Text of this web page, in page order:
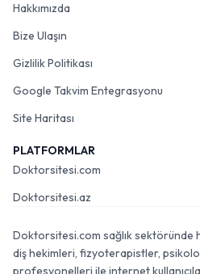
Hakkımızda
Bize Ulaşın
Gizlilik Politikası
Google Takvim Entegrasyonu
Site Haritası
PLATFORMLAR
Doktorsitesi.com
Doktorsitesi.az
Doktorsitesi.com sağlık sektöründe
diş hekimleri, fizyoterapistler,
profesyonelleri ile internet